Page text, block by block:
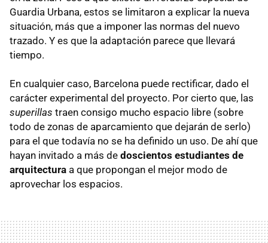
Guardia Urbana, estos se limitaron a explicar la nueva
situación, más que a imponer las normas del nuevo
trazado. Y es que la adaptación parece que llevará
tiempo.
En cualquier caso, Barcelona puede rectificar, dado el
carácter experimental del proyecto. Por cierto que, las
superillas traen consigo mucho espacio libre (sobre
todo de zonas de aparcamiento que dejarán de serlo)
para el que todavía no se ha definido un uso. De ahí que
hayan invitado a más de doscientos estudiantes de
arquitectura a que propongan el mejor modo de
aprovechar los espacios.